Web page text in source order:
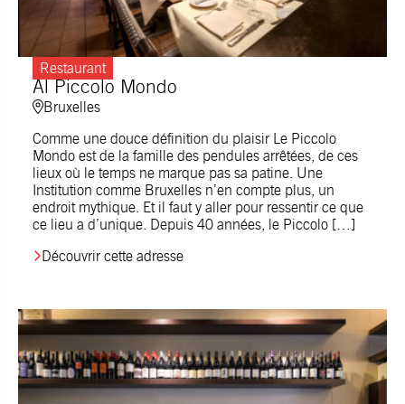
Al Piccolo Mondo
Restaurant
Bruxelles
Comme une douce définition du plaisir Le Piccolo
Mondo est de la famille des pendules arrêtées, de ces
lieux où le temps ne marque pas sa patine. Une
Institution comme Bruxelles n’en compte plus, un
endroit mythique. Et il faut y aller pour ressentir ce que
ce lieu a d’unique. Depuis 40 années, le Piccolo […]
Découvrir cette adresse